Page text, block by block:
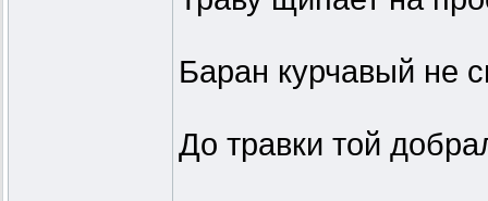
Баран курчавый не
До травки той